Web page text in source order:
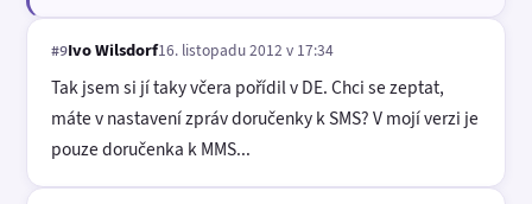
#9Ivo Wilsdorf16. listopadu 2012 v 17:34
Tak jsem si jí taky včera pořídil v DE. Chci se zeptat,
máte v nastavení zpráv doručenky k SMS? V mojí verzi je
pouze doručenka k MMS...